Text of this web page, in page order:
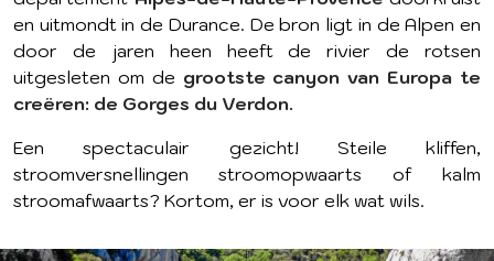
en uitmondt in de Durance. De bron ligt in de Alpen en
door de jaren heen heeft de rivier de rotsen
uitgesleten om de grootste canyon van Europa te
creëren: de Gorges du Verdon.
Een spectaculair gezicht! Steile kliffen,
stroomversnellingen stroomopwaarts of kalm
stroomafwaarts? Kortom, er is voor elk wat wils.